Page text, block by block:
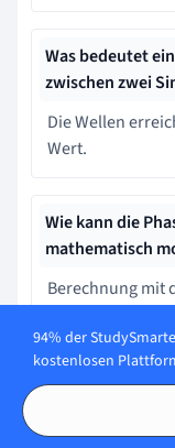
Was bedeutet
zwischen zwei
Die Wellen
Wert.
Wie kann die
mathematisch
Berechnung mit
Was ist die
94% der
kostenlosen